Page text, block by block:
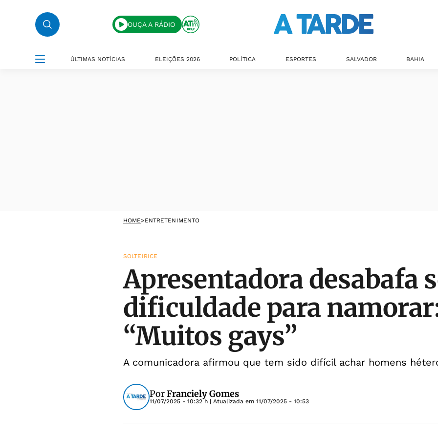
OUÇA A RÁDIO
ÚLTIMAS NOTÍCIAS ELEIÇÕES 2026 POLÍTICA ESPORTES SALVADOR BAHIA
HOME>ENTRETENIMENTO
SOLTEIRICE
Apresentadora desabafa
dificuldade para
“Muitos gays”
A comunicadora afirmou que tem sido difícil achar homens
PorFranciely Gomes
11/07/2025 - 10:32 h | Atualizada em 11/07/2025 - 10:53